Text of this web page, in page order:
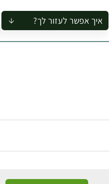
איך אפשר לעזור לך?
להזמין סיור לקבוצה